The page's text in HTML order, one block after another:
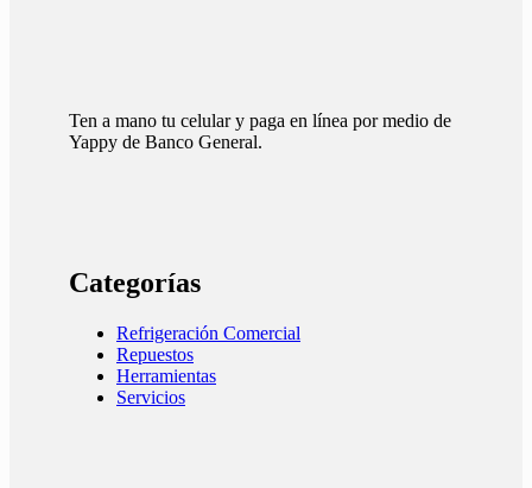
Ten a mano tu celular y paga en línea por medio de
Yappy de Banco General.
Categorías
Refrigeración Comercial
Repuestos
Herramientas
Servicios